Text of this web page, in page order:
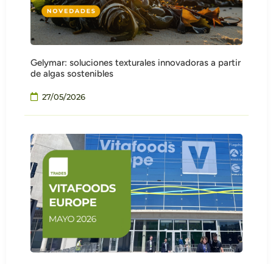
Gelymar: soluciones texturales innovadoras a partir
de algas sostenibles
27/05/2026